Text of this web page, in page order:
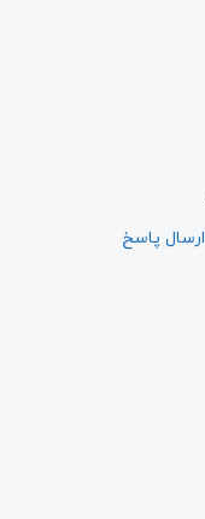
ارسال پاسخ